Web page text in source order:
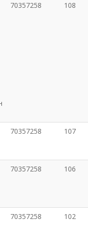
давж заалдах
давж заалдах
анхан
хэргийн
70357258 108
70357258 107
70357258 106
70357258 102